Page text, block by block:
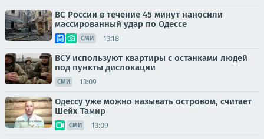
ВС России в течение 45 минут наносили
массированный удар по Одессе
СМИ 13:18
ВСУ используют квартиры с останками людей
под пункты дислокации
СМИ 13:09
Одессу уже можно называть островом, считает
Шейх Тамир
СМИ 13:09